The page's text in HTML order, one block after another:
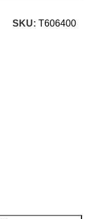
SKU: T606400